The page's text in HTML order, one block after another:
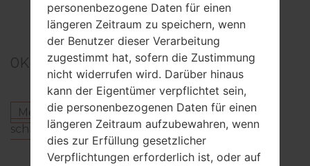
TOP 5 SECRET CODES for Samsung
0Kommentare
Melden Sie sich anum einen Kommentar zu
schreiben.
personenbezogene Daten für einen
längeren Zeitraum zu speichern, wenn
der Benutzer dieser Verarbeitung
zugestimmt hat, sofern die Zustimmung
nicht widerrufen wird. Darüber hinaus
kann der Eigentümer verpflichtet sein,
die personenbezogenen Daten für einen
längeren Zeitraum aufzubewahren, wenn
dies zur Erfüllung gesetzlicher
Verpflichtungen erforderlich ist, oder auf